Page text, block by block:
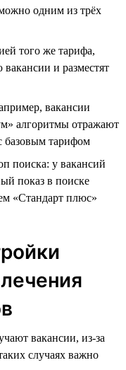
одним из трёх
того же тарифа,
и разместят
вакансии
алгоритмы отражают
базовым тарифом
поиска: у вакансий
показ в поиске
«Стандарт плюс»
вакансии, из-за
случаях важно